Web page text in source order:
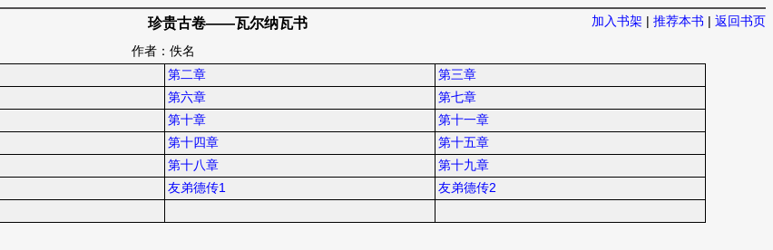
加入书架 | 推荐本书 | 返回书页
珍贵古卷——瓦尔纳瓦书
作者：佚名
第二章
第三章
第六章
第七章
第十章
第十一章
第十四章
第十五章
第十八章
第十九章
友弟德传1
友弟德传2